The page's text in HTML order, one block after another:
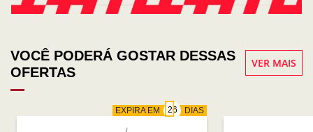
VOCÊ PODERÁ GOSTAR DESSAS
OFERTAS
VER MAIS
EXPIRA EM DIAS